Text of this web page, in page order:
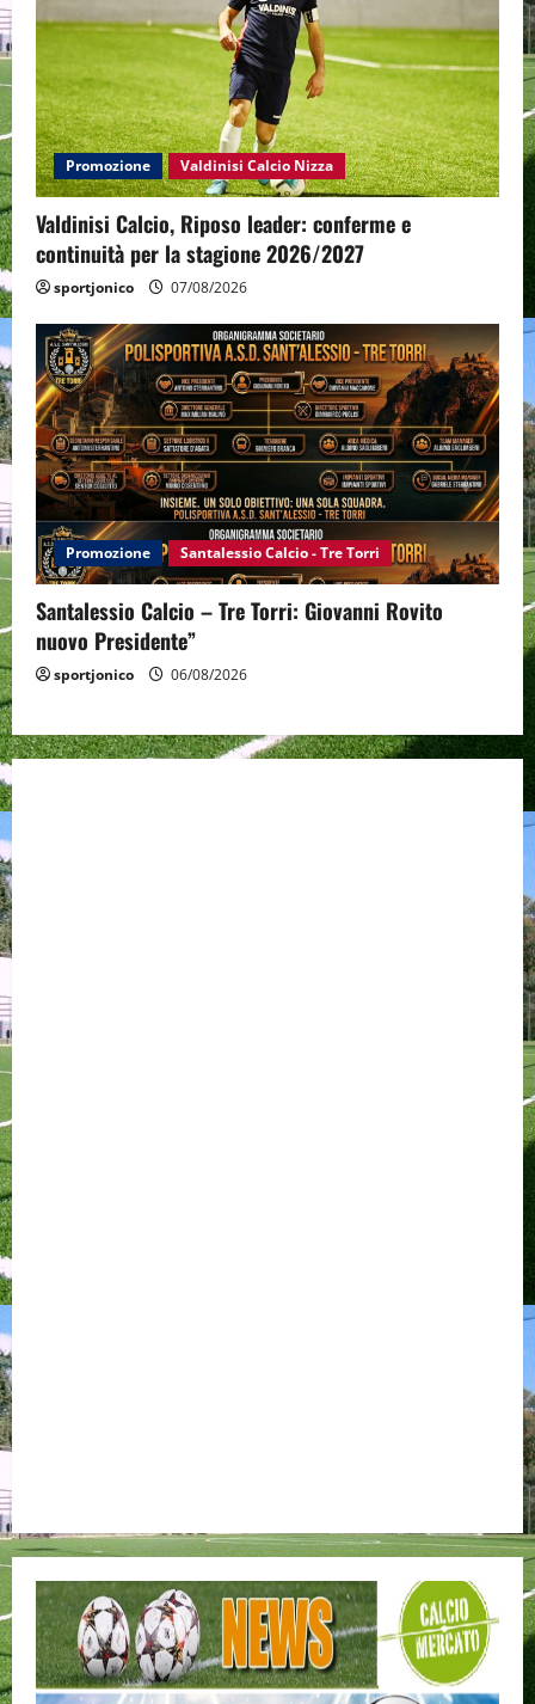
Promozione Valdinisi Calcio Nizza
Valdinisi Calcio, Riposo leader: conferme e
continuità per la stagione 2026/2027
sportjonico 07/08/2026
Promozione Santalessio Calcio - Tre Torri
Santalessio Calcio – Tre Torri: Giovanni Rovito
nuovo Presidente”
sportjonico 06/08/2026